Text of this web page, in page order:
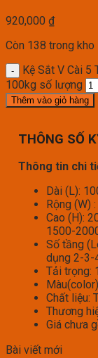
920,000 ₫
Còn 138 trong kho
Kệ Sắt V Cài 5
100kg số lượng
Thêm vào giỏ hàng
THÔNG SỐ
Thông tin chi
Dài (L):
Rộng (W)
Cao (H):
1500-
Số tầng
dụng 2-3-
Tải trọng:
Chất liệu:
Thương
Giá chưa
Bài viết mới